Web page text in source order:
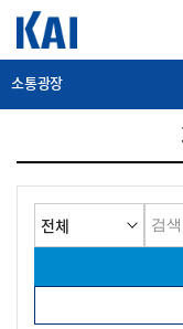
소통광장